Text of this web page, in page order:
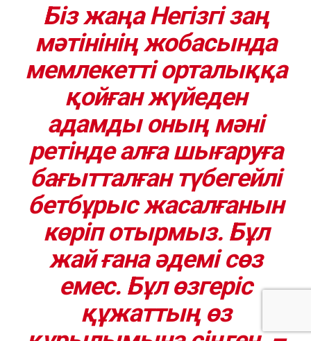
Біз жаңа Негізгі заң
мәтінінің жобасында
мемлекетті орталыққа
қойған жүйеден
адамды оның мәні
ретінде алға шығаруға
бағытталған түбегейлі
бетбұрыс жасалғанын
көріп отырмыз. Бұл
жай ғана әдемі сөз
емес. Бұл өзгеріс
құжаттың өз